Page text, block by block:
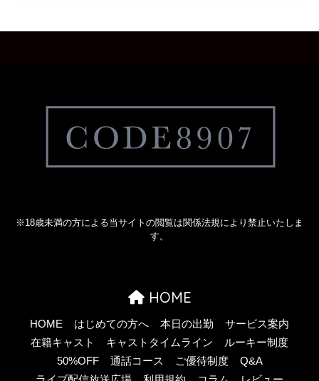
※18歳未満の方による当サイトの閲覧は関係法規により禁止いたしま
す。
HOME
HOME はじめての方へ 本日の出勤
サービス案内
在籍キャスト
キャストタイムライン
ルーキー制度
50%OFF
通話コース ご優待制度
Q&A